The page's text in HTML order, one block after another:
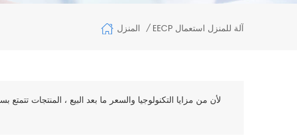
المنزل / EECP آلة للمنزل استعمال
لأن من مزايا التكنولوجيا والسعر ما بعد البيع ، المنتجات